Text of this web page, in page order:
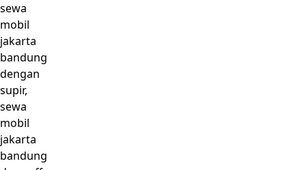
sewa
mobil
jakarta
bandung
dengan
supir,
sewa
mobil
jakarta
bandung